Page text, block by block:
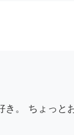
。 ちょっ